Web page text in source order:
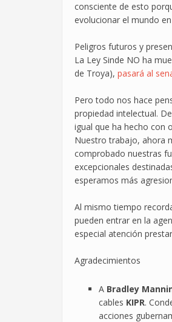
consciente de esto
evolucionar el mundo
Peligros futuros y
La Ley Sinde NO ha
de Troya), pasará al
Pero todo nos hace
propiedad intelectual.
igual que ha hecho con
Nuestro trabajo, ahora
comprobado nuestras
excepcionales
esperamos más
Al mismo tiempo
pueden entrar en la
especial atención
Agradecimientos
A Bradley
cables KIPR.
acciones